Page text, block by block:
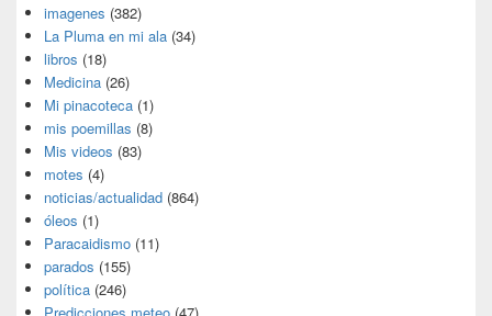
imagenes (382)
La Pluma en mi ala (34)
libros (18)
Medicina (26)
Mi pinacoteca (1)
mis poemillas (8)
Mis videos (83)
motes (4)
noticias/actualidad (864)
óleos (1)
Paracaidismo (11)
parados (155)
política (246)